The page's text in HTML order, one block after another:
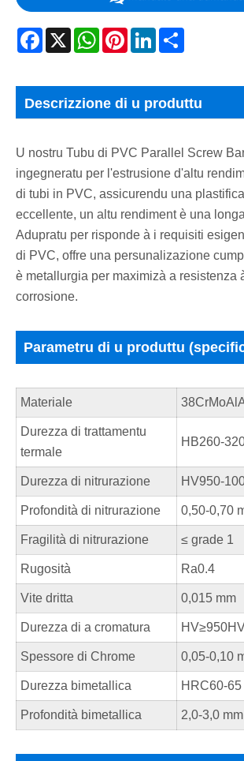
Facebook
X WhatsAppPinterestLinkedIn
Descrizzione di u produttu
U nostru Tubu di PVC Parallel Screw
ingegneratu per l'estrusione d'altu
di tubi in PVC, assicurendu una
eccellente, un altu rendiment è una
Adupratu per risponde à i requisiti
di PVC, offre una persunalizazione
è metallurgia per maximizà a resistenza
corrosione.
Parametru di u produttu
Materiale
Durezza di trattamentu
termale
HB260-
Durezza di nitrurazione HV950-
Profondità di nitrurazione 0,50-0,70
Fragilità di nitrurazione ≤ grade 1
Rugosità Ra0.4
Vite dritta 0,015 mm
Durezza di a cromatura
Spessore di Chrome 0,05-0,10
Durezza bimetallica HRC60-65
Profondità bimetallica 2,0-3,0 mm